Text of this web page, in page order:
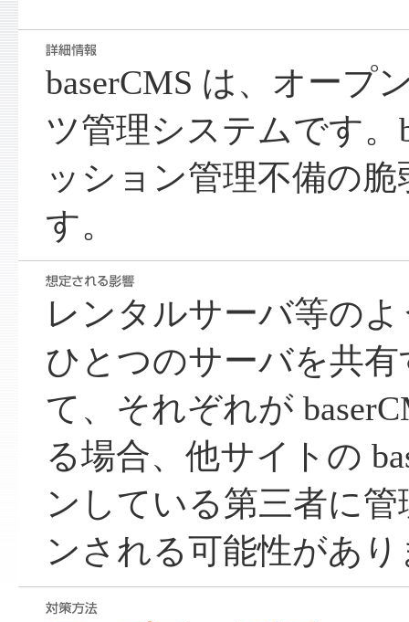
baserCMS は、オープ
ツ管理システムです。
ッション管理不備の
す。
レンタルサーバ等の
ひとつのサーバを共
て、それぞれが
る場合、他サイトの
ンしている第三者に
ンされる可能性があり